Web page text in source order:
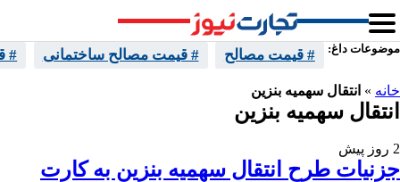
موضوعات داغ: # قیمت مصالح # قیمت مصالح ساختمانی #
خانه » انتقال سهمیه بنزین
انتقال سهمیه بنزین
2 روز پیش
جزنیات طرح انتقال سهمیه بنزین به کارت